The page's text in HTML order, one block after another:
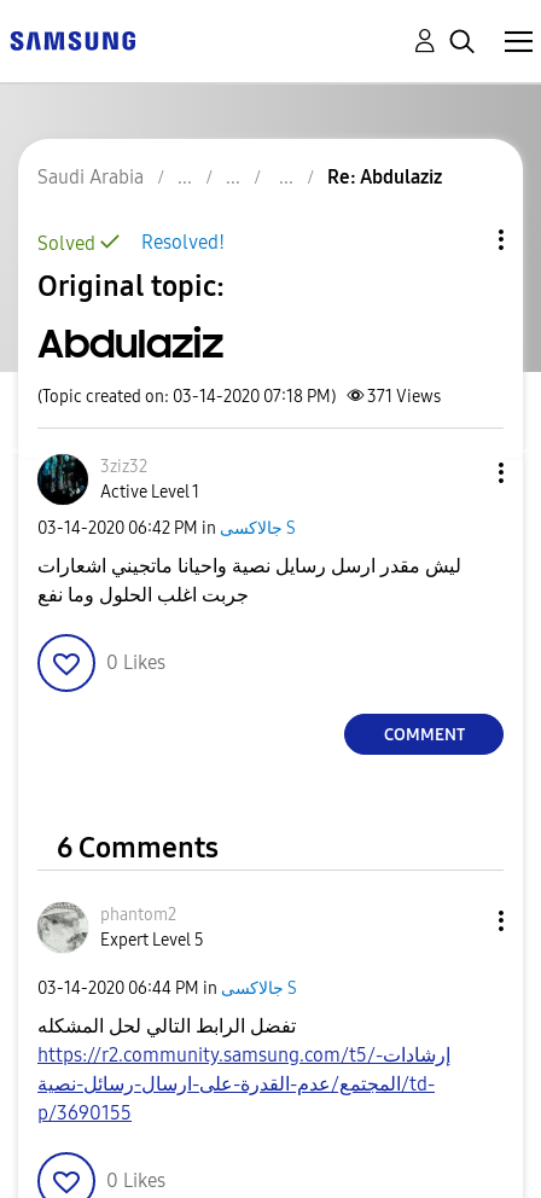
Saudi Arabia Re: Abdulaziz
Resolved!
Solved
Original topic:
Abdulaziz
(Topic created on: 03-14-2020 07:18 PM) 371 Views
3ziz32
Active Level 1
‎03-14-2020 06:42 PM in جالاكسى S
ليش مقدر ارسل رسايل نصية واحيانا ماتجيني اشعارات
جربت اغلب الحلول وما نفع
0 Likes
COMMENT
6 Comments
phantom2
Expert Level 5
‎03-14-2020 06:44 PM in جالاكسى S
تفضل الرابط التالي لحل المشكله
https://r2.community.samsung.com/t5/إرشادات-
المجتمع/عدم-القدرة-على-ارسال-رسائل-نصية/td-
p/3690155
0 Likes